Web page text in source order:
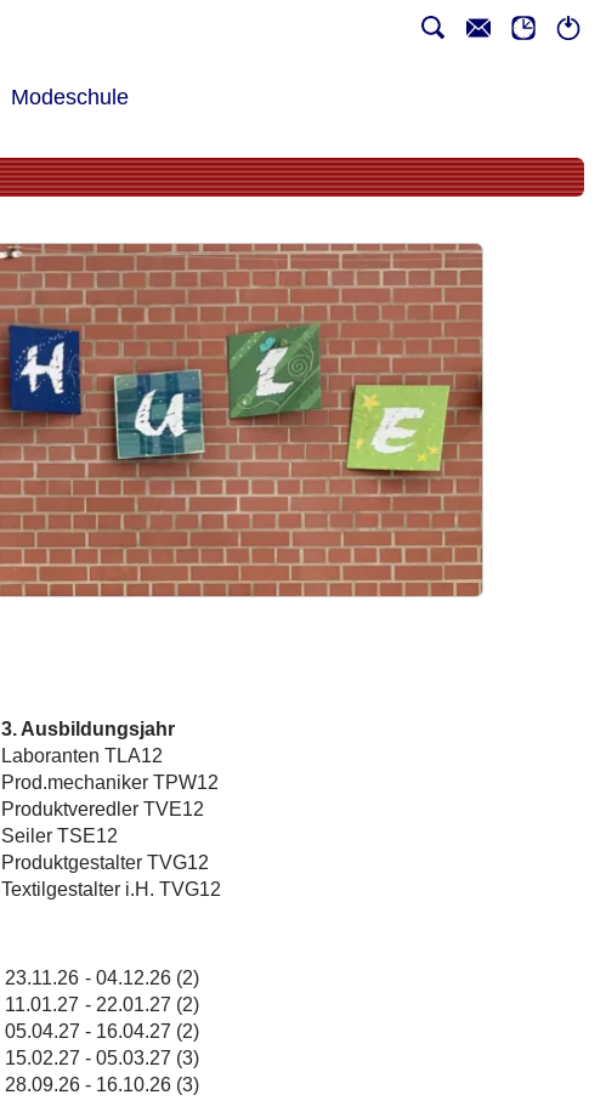
Modeschule
3. Ausbildungsjahr
Laboranten TLA12
Prod.mechaniker TPW12
Produktveredler TVE12
Seiler TSE12
Produktgestalter TVG12
Textilgestalter i.H. TVG12
23.11.26 - 04.12.26 (2)
11.01.27 - 22.01.27 (2)
05.04.27 - 16.04.27 (2)
15.02.27 - 05.03.27 (3)
28.09.26 - 16.10.26 (3)